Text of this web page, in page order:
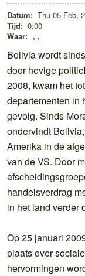
Datum: Thu 05 Feb,
Tijd: 0:00
Waar: , ,
Bolivia wordt
door hevige
2008, kwam het
departementen in
gevolg. Sinds
ondervindt
Amerika in de
van de VS. Door
handelsverdrag
in het land verder
Op 25 januari
plaats over
hervormingen